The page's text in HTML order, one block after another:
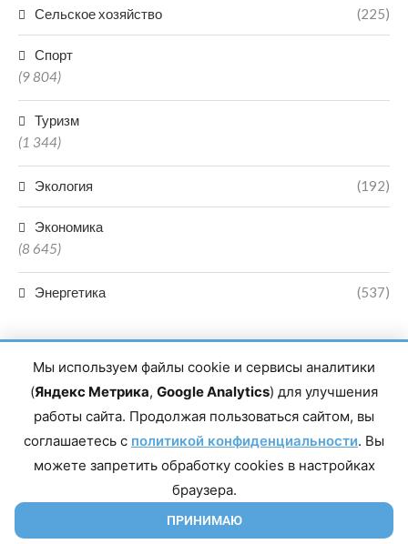
Сельское хозяйство (225)
Спорт
(9 804)
Туризм
(1 344)
Экология (192)
Экономика
(8 645)
Энергетика (537)
Главный редактор сетевого издания Магомаев Тимур Нухович.
Контакты редакции: 8(988)-292-94-34 Почта: vestiskfo@gmail.com По
Республика Дагестан, г. Махачкала, пр-т Насрутдинова, д. 1а. Все
права защищены. Копирование и использование полных материалов
запрещено, частичное цитирование возможно только при условии
Мы используем файлы cookie и сервисы аналитики
(Яндекс Метрика, Google Analytics) для улучшения
работы сайта. Продолжая пользоваться сайтом, вы
соглашаетесь с политикой конфиденциальности. Вы
можете запретить обработку cookies в настройках
браузера.
ПРИНИМАЮ